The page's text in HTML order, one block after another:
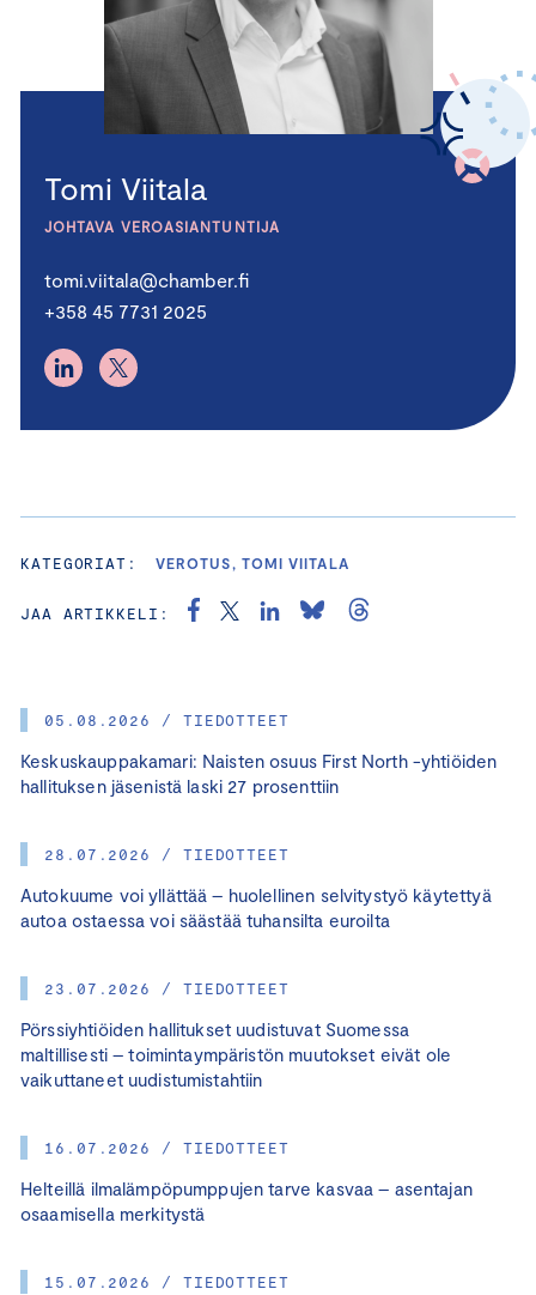
05.08.2026 / TIEDOTTEET
Keskuskauppakamari: Naisten osuus First North -yhtiöiden
hallituksen jäsenistä laski 27 prosenttiin
28.07.2026 / TIEDOTTEET
Autokuume voi yllättää – huolellinen selvitystyö käytettyä
autoa ostaessa voi säästää tuhansilta euroilta
23.07.2026 / TIEDOTTEET
Pörssiyhtiöiden hallitukset uudistuvat Suomessa
maltillisesti – toimintaympäristön muutokset eivät ole
vaikuttaneet uudistumistahtiin
16.07.2026 / TIEDOTTEET
Helteillä ilmalämpöpumppujen tarve kasvaa – asentajan
osaamisella merkitystä
15.07.2026 / TIEDOTTEET
Tomi Viitala
JOHTAVA VEROASIANTUNTIJA
tomi.viitala@chamber.fi
+358 45 7731 2025
KATEGORIAT: VEROTUS, TOMI VIITALA
JAA ARTIKKELI: